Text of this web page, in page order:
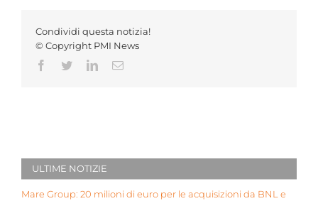
Condividi questa notizia!
© Copyright PMI News
Facebook
TwitterLinkedInEmail
ULTIME NOTIZIE
Mare Group: 20 milioni di euro per le acquisizioni da BNL e